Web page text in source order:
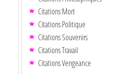
Citations Mort
Citations Politique
Citations Souvenirs
Citations Travail
Citations Vengeance